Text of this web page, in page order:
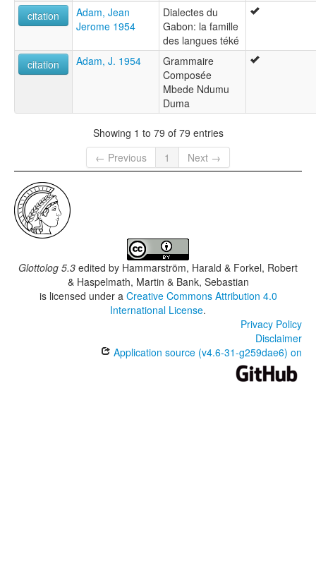
citation
Adam, Jean
Jerome 1954
Dialectes du
Gabon: la famille
des langues téké
citation
Adam, J. 1954
Grammaire
Composée
Mbede Ndumu
Duma
Showing 1 to 79 of 79 entries
← Previous
1 Next →
Glottolog 5.3 edited by Hammarström, Harald & Forkel, Robert
& Haspelmath, Martin & Bank, Sebastian
is licensed under a Creative Commons Attribution 4.0
International License.
Privacy Policy
Disclaimer
Application source (v4.6-31-g259dae6) on